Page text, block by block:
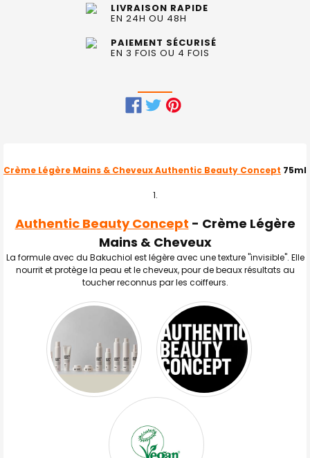
LIVRAISON RAPIDE
EN 24H OU 48H
PAIEMENT SÉCURISÉ
EN 3 FOIS OU 4 FOIS
ENSEMBLE
TOUT
SELECTIONNER
J'AJOUTE
LA
SÉLECTION
AU PANIER
Crème Légère Mains & Cheveux Authentic Beauty Concept 75ml
Authentic Beauty Concept - Crème Légère
Mains & Cheveux
La formule avec du Bakuchiol est légère avec une texture "invisible". Elle
nourrit et protège la peau et le cheveux, pour de beaux résultats au
toucher reconnus par les coiffeurs.